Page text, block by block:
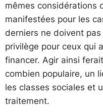
mêmes considérations
manifestées pour les
derniers ne doivent
privilège pour ceux qui
financer. Agir ainsi
combien populaire, un
les classes sociales et
traitement.